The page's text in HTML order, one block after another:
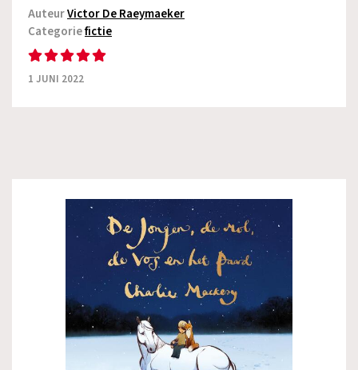
AuteurVictor De Raeymaeker
Categoriefictie
1 JUNI 2022